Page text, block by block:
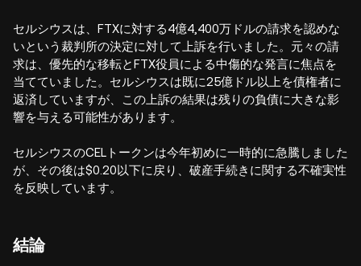
セルシウスは、FTXに対する4億4,400万ドルの請求を認めな
いという裁判所の決定に対して上訴を行いました。元々の請
求は、優先的な移転とFTX役員による中傷的な発言に焦点を
当てていました。セルシウスは既に25億ドル以上を債権者に
返済していますが、この上訴の結果は残りの負債に大きな影
響を与える可能性があります。
セルシウスのCELトークンは今年初めに一時的に急騰しました
が、その後は$0.20以下に戻り、破産手続きに関する不確実性
を反映しています。
結論